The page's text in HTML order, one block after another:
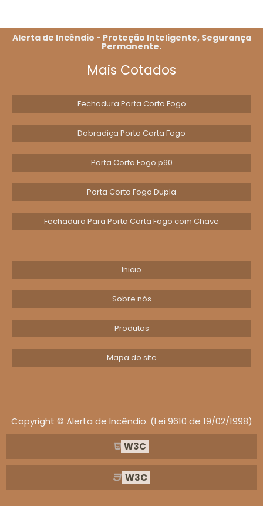
Alerta de Incêndio - Proteção Inteligente, Segurança
Permanente.
Mais Cotados
Fechadura Porta Corta Fogo
Dobradiça Porta Corta Fogo
Porta Corta Fogo p90
Porta Corta Fogo Dupla
Fechadura Para Porta Corta Fogo com Chave
Inicio
Sobre nós
Produtos
Mapa do site
Copyright © Alerta de Incêndio. (Lei 9610 de 19/02/1998)
W3C
W3C